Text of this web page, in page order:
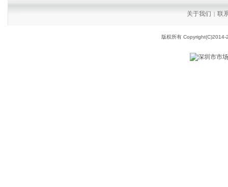
关于我们 | 联
版权所有